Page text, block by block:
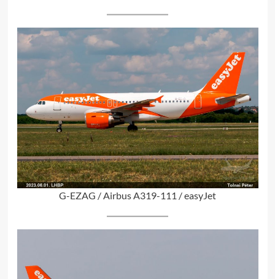
G-EZAG / Airbus A319-111 / easyJet